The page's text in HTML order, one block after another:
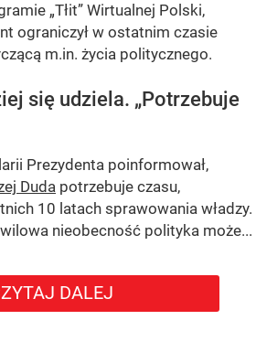
„Tłit” Wirtualnej Polski,
ograniczył w ostatnim czasie
m.in. życia politycznego.
się udziela. „Potrzebuje
Prezydenta poinformował,
Duda potrzebuje czasu,
10 latach sprawowania władzy.
nieobecność polityka może...
DALEJ